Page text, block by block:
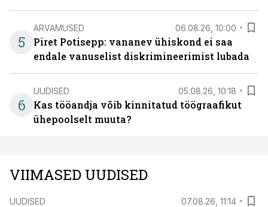
5
ARVAMUSED 06.08.26, 10:00
Piret Potisepp: vananev ühiskond ei saa
endale vanuselist diskrimineerimist lubada
6
UUDISED 05.08.26, 10:18
Kas tööandja võib kinnitatud töögraafikut
ühepoolselt muuta?
VIIMASED UUDISED
UUDISED 07.08.26, 11:14